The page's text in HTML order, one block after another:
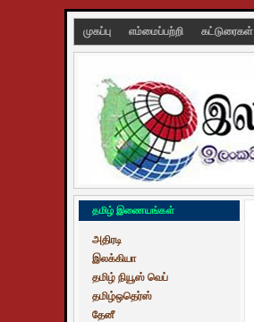
முகப்பு எம்மைப்பற்றி கட்டுரைகள்
தமிழ் இணையங்கள்
அதிரடி
இலக்கியா
தமிழ் நியூஸ் வெப்
தமிழ்ஒதெர்ஸ்
தேனீ